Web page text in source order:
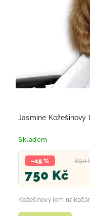
Jasmine Kožešinový
Skladem
890
–15 %
750 Kč
Kožešinový lem na